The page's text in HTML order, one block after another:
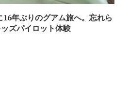
年ぶりのグアム旅へ。忘れら
ズパイロット体験